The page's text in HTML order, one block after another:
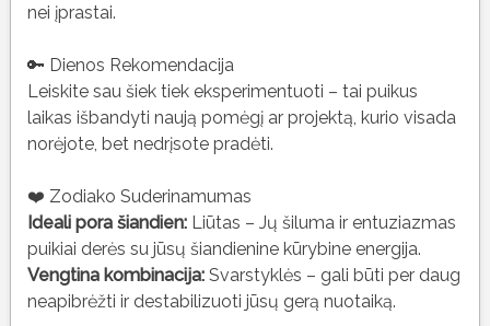
nei įprastai.
🔑 Dienos Rekomendacija
Leiskite sau šiek tiek eksperimentuoti – tai puikus
laikas išbandyti naują pomėgį ar projektą, kurio visada
norėjote, bet nedrįsote pradėti.
❤️ Zodiako Suderinamumas
Ideali pora šiandien:Liūtas – Jų šiluma ir entuziazmas
puikiai derės su jūsų šiandienine kūrybine energija.
Vengtina kombinacija:Svarstyklės – gali būti per daug
neapibrėžti ir destabilizuoti jūsų gerą nuotaiką.